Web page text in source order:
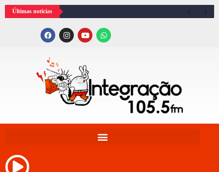
Últimas notícias